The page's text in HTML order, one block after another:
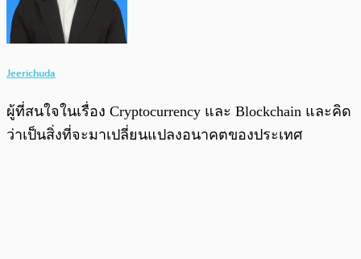
Jeerichuda
ผู้ที่สนใจในเรื่อง Cryptocurrency และ Blockchain และคิด
ว่าเป็นสิ่งที่จะมาเปลี่ยนแปลงอนาคตของประเทศ